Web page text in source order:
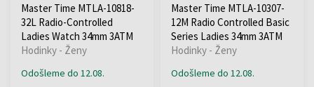
Master Time MTLA-10818-
32L Radio-Controlled
Ladies Watch 34mm 3ATM
Hodinky - Ženy
Odošleme do 12.08.
Master Time MTLA-10307-
12M Radio Controlled Basic
Series Ladies 34mm 3ATM
Hodinky - Ženy
Odošleme do 12.08.